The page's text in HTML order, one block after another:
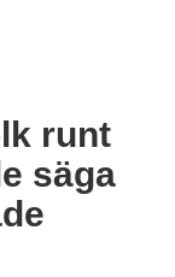
runt
säga